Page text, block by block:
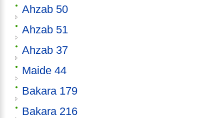
Ahzab 50
Ahzab 51
Ahzab 37
Maide 44
Bakara 179
Bakara 216